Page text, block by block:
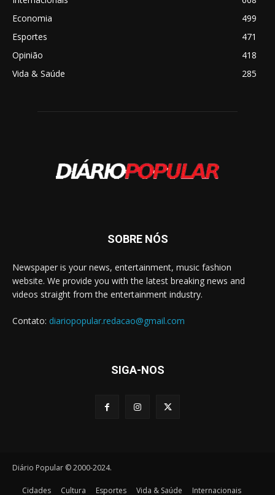
Economia
499
Esportes
471
Opinião
418
Vida & Saúde
285
SOBRE NÓS
Newspaper is your news, entertainment, music fashion
website. We provide you with the latest breaking news and
videos straight from the entertainment industry.
Contato: diariopopular.redacao@gmail.com
SIGA-NOS
Diário Popular © 2000-2024.
Cidades Cultura Esportes Vida & Saúde Internacionais